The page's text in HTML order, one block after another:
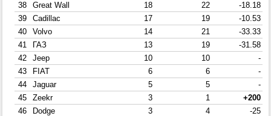
38
Great Wall 18 22
-18.18
39
Cadillac 17 19
-10.53
40
Volvo 14 21
-33.33
41
ГАЗ 13 19
-31.58
42
Jeep 10 10
-
43
FIAT 6 6
-
44
Jaguar 5 5
-
45
Zeekr 3 1
+200
46
Dodge 3 4
-25